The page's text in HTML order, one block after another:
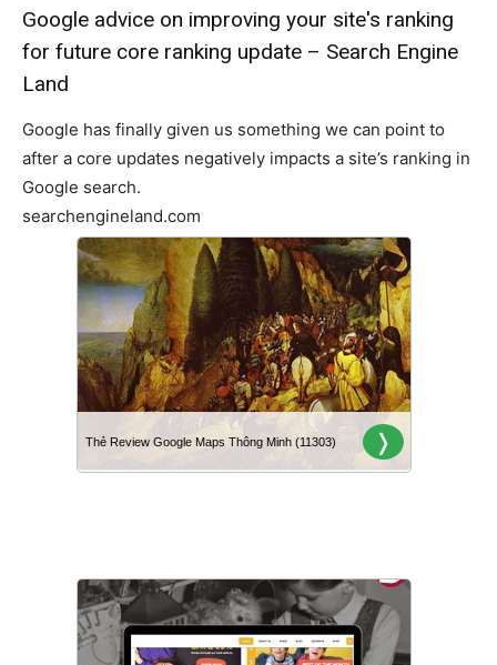
Google advice on improving your site's ranking
for future core ranking update – Search Engine
Land
Google has finally given us something we can point to
after a core updates negatively impacts a site’s ranking in
Google search.
searchengineland.com